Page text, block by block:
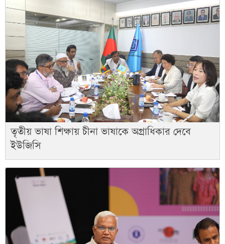
তৃতীয় ভাষা শিক্ষায় চীনা ভাষাকে অগ্রাধিকার দেবে
ইউজিসি